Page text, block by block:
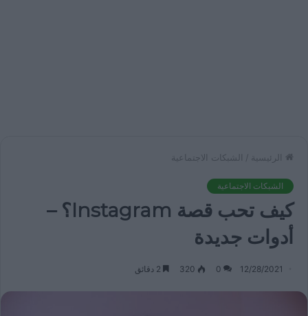
الرئيسية / الشبكات الاجتماعية
الشبكات الاجتماعية
كيف تحب قصة Instagram؟ –
أدوات جديدة
12/28/2021
0
320